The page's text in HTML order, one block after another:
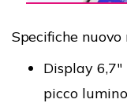
Specifiche
Display
picco